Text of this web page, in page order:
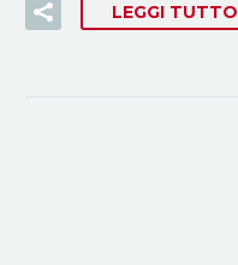
LEGGI TUTTO